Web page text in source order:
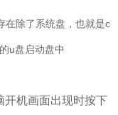
在除了系统盘，也就是c
u盘启动盘中
开机画面出现时按下